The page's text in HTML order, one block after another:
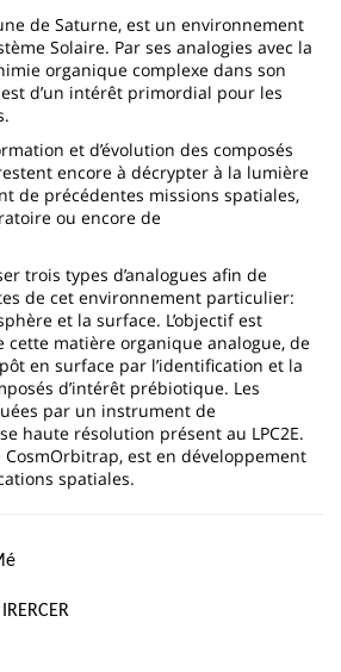
de Saturne, est un environnement
Solaire. Par ses analogies avec la
organique complexe dans son
d’un intérêt primordial pour les
et d’évolution des composés
encore à décrypter à la lumière
de précédentes missions spatiales,
ou encore de
trois types d’analogues afin de
de cet environnement particulier:
et la surface. L’objectif est
cette matière organique analogue, de
en surface par l’identification et la
d’intérêt prébiotique. Les
par un instrument de
haute résolution présent au LPC2E.
est en développement
spatiales.